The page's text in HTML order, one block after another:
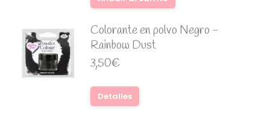
Colorante en polvo Negro -
Rainbow Dust
3,50€
Detalles